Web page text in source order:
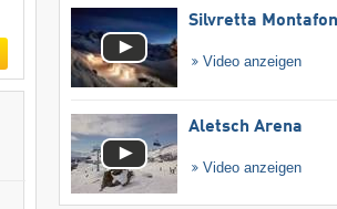
Silvretta Montafon
Video anzeigen
Aletsch Arena
Video anzeigen